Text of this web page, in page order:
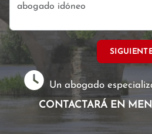
Un abogado
CONTACTARÁ EN